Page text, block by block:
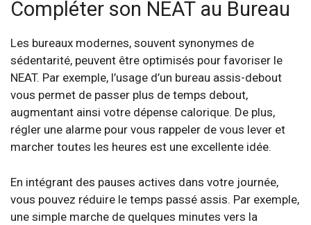
Compléter son NEAT au Bureau
Les bureaux modernes, souvent synonymes de
sédentarité, peuvent être optimisés pour favoriser le
NEAT. Par exemple, l’usage d’un bureau assis-debout
vous permet de passer plus de temps debout,
augmentant ainsi votre dépense calorique. De plus,
régler une alarme pour vous rappeler de vous lever et
marcher toutes les heures est une excellente idée.
En intégrant des pauses actives dans votre journée,
vous pouvez réduire le temps passé assis. Par exemple,
une simple marche de quelques minutes vers la